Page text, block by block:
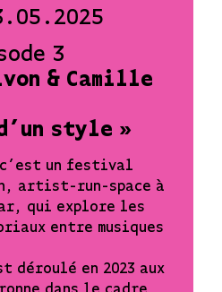
3
& Camille
style »
c’est un festival
artist-run-space à
qui explore les
entre musiques
déroulé en 2023 aux